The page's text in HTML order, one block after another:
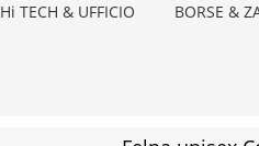
Hi TECH & UFFICIO BORSE &